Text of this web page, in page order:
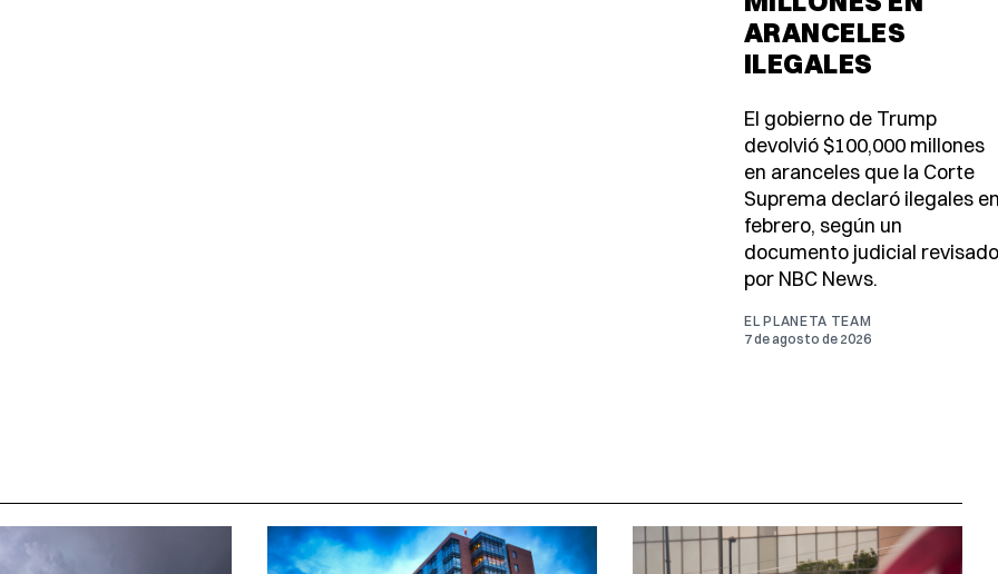
ARANCELES
ILEGALES
El gobierno de Trump
devolvió $100,000 millones
en aranceles que la Corte
Suprema declaró ilegales
febrero, según un
documento judicial revisado
por NBC News.
EL PLANETA TEAM
7 de agosto de 2026